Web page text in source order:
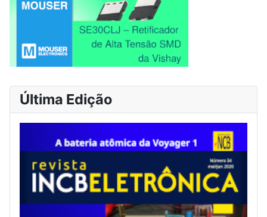
Última Edição